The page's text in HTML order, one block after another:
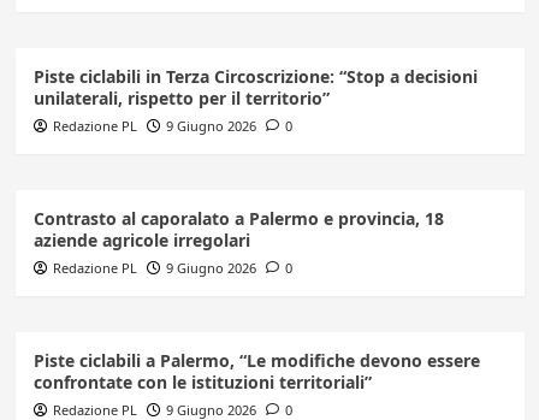
Piste ciclabili in Terza Circoscrizione: “Stop a decisioni
unilaterali, rispetto per il territorio”
Redazione PL 9 Giugno 2026 0
Contrasto al caporalato a Palermo e provincia, 18
aziende agricole irregolari
Redazione PL 9 Giugno 2026 0
Piste ciclabili a Palermo, “Le modifiche devono essere
confrontate con le istituzioni territoriali”
Redazione PL 9 Giugno 2026 0